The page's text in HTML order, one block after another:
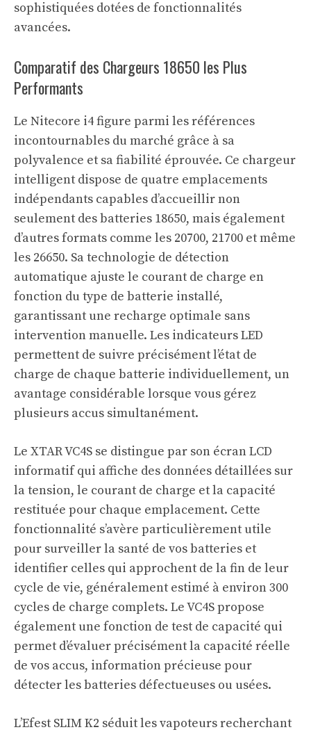
sophistiquées dotées de fonctionnalités
avancées.
Comparatif des Chargeurs 18650 les Plus
Performants
Le Nitecore i4 figure parmi les références
incontournables du marché grâce à sa
polyvalence et sa fiabilité éprouvée. Ce chargeur
intelligent dispose de quatre emplacements
indépendants capables d’accueillir non
seulement des batteries 18650, mais également
d’autres formats comme les 20700, 21700 et même
les 26650. Sa technologie de détection
automatique ajuste le courant de charge en
fonction du type de batterie installé,
garantissant une recharge optimale sans
intervention manuelle. Les indicateurs LED
permettent de suivre précisément l’état de
charge de chaque batterie individuellement, un
avantage considérable lorsque vous gérez
plusieurs accus simultanément.
Le XTAR VC4S se distingue par son écran LCD
informatif qui affiche des données détaillées sur
la tension, le courant de charge et la capacité
restituée pour chaque emplacement. Cette
fonctionnalité s’avère particulièrement utile
pour surveiller la santé de vos batteries et
identifier celles qui approchent de la fin de leur
cycle de vie, généralement estimé à environ 300
cycles de charge complets. Le VC4S propose
également une fonction de test de capacité qui
permet d’évaluer précisément la capacité réelle
de vos accus, information précieuse pour
détecter les batteries défectueuses ou usées.
L’Efest SLIM K2 séduit les vapoteurs recherchant